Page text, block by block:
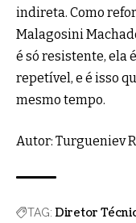
indireta. Como
Malagosini
é só resistente, ela
repetível, e é isso
mesmo tempo.
Autor: Turgueniev
TAG: Diretor